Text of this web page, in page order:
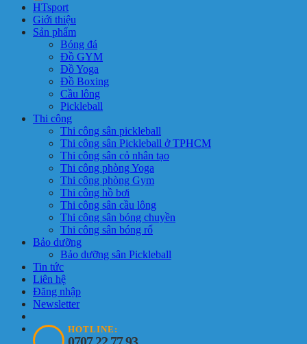
HTsport
Giới thiệu
Sản phẩm
Bóng đá
Đồ GYM
Đồ Yoga
Đồ Boxing
Cầu lông
Pickleball
Thi công
Thi công sân pickleball
Thi công sân Pickleball ở TPHCM
Thi công sân cỏ nhân tạo
Thi công phòng Yoga
Thi công phòng Gym
Thi công hồ bơi
Thi công sân cầu lông
Thi công sân bóng chuyền
Thi công sân bóng rổ
Bảo dưỡng
Bảo dưỡng sân Pickleball
Tin tức
Liên hệ
Đăng nhập
Newsletter
HOTLINE: